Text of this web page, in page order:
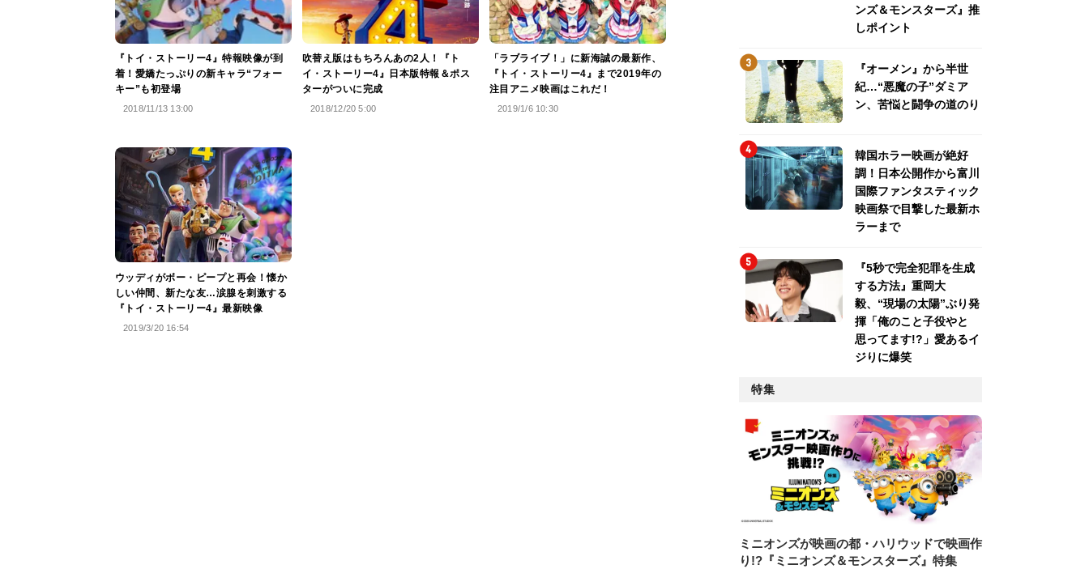
『トイ・ストーリー4』特報映像が到
着！愛嬌たっぷりの新キャラ“フォー
キー”も初登場
2018/11/13 13:00
吹替え版はもちろんあの2人！『ト
イ・ストーリー4』日本版特報＆ポス
ターがついに完成
2018/12/20 5:00
「ラブライブ！」に新海誠の最新作、
『トイ・ストーリー4』まで2019年の
注目アニメ映画はこれだ！
2019/1/6 10:30
ウッディがボー・ピープと再会！懐か
しい仲間、新たな友…涙腺を刺激する
『トイ・ストーリー4』最新映像
2019/3/20 16:54
ンズ＆モンスターズ』推
しポイント
『オーメン』から半世
紀…“悪魔の子”ダミア
ン、苦悩と闘争の道のり
韓国ホラー映画が絶好
調！日本公開作から富川
国際ファンタスティック
映画祭で目撃した最新ホ
ラーまで
『5秒で完全犯罪を生成
する方法』重岡大
毅、“現場の太陽”ぶり発
揮「俺のこと子役やと
思ってます!?」愛あるイ
ジりに爆笑
特集
ミニオンズが映画の都・ハリウッドで映画作
り!?『ミニオンズ＆モンスターズ』特集